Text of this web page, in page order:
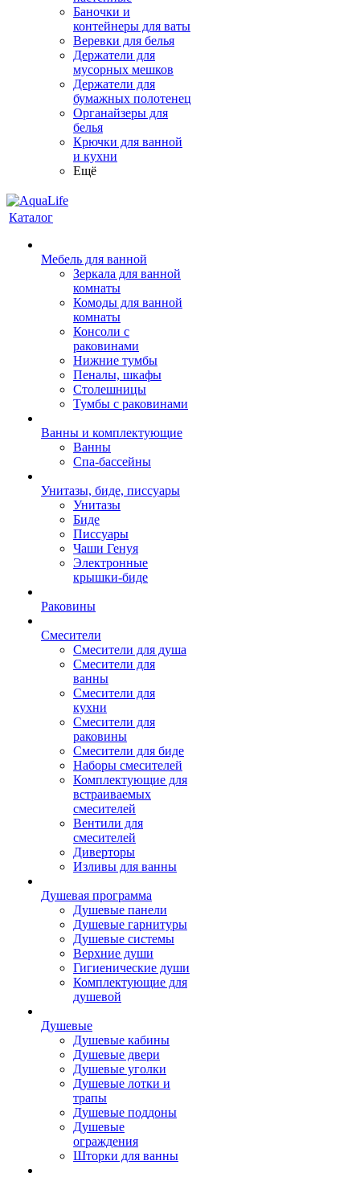
Баночки и
контейнеры для ваты
Веревки для белья
Держатели для
мусорных мешков
Держатели для
бумажных полотенец
Органайзеры для
белья
Крючки для ванной
и кухни
Ещё
Каталог
Мебель для ванной
Зеркала для ванной
комнаты
Комоды для ванной
комнаты
Консоли с
раковинами
Нижние тумбы
Пеналы, шкафы
Столешницы
Тумбы с раковинами
Ванны и комплектующие
Ванны
Спа-бассейны
Унитазы, биде, писсуары
Унитазы
Биде
Писсуары
Чаши Генуя
Электронные
крышки-биде
Раковины
Смесители
Смесители для душа
Смесители для
ванны
Смесители для
кухни
Смесители для
раковины
Смесители для биде
Наборы смесителей
Комплектующие для
встраиваемых
смесителей
Вентили для
смесителей
Диверторы
Изливы для ванны
Душевая программа
Душевые панели
Душевые гарнитуры
Душевые системы
Верхние души
Гигиенические души
Комплектующие для
душевой
Душевые
Душевые кабины
Душевые двери
Душевые уголки
Душевые лотки и
трапы
Душевые поддоны
Душевые
ограждения
Шторки для ванны